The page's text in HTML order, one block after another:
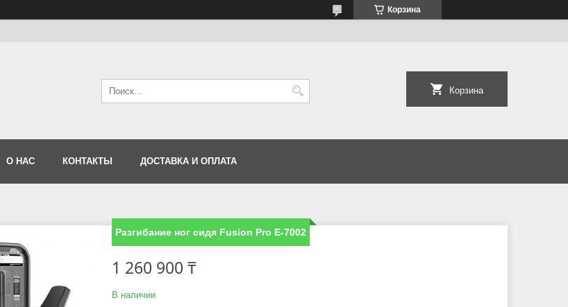
Корзина
Корзина
О НАС КОНТАКТЫ ДОСТАВКА И ОПЛАТА
Разгибание ног сидя Fusion Pro E-7002
1 260 900 ₸
В наличии